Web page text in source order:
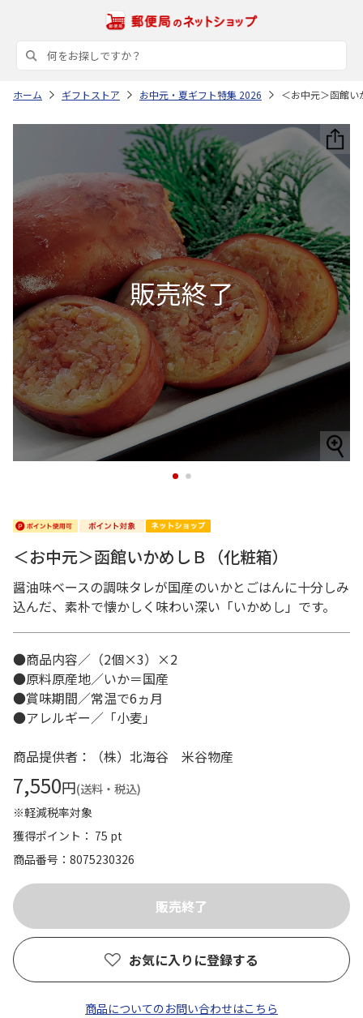
ホーム ギフトストア お中元・夏ギフト特集 2026 ＜お中元＞函館
1 2
＜お中元＞函館いかめしＢ（化粧箱）
醤油味ベースの調味タレが国産のいかとごはんに十分しみ
込んだ、素朴で懐かしく味わい深い「いかめし」です。
●商品内容／（2個×3）×2
●原料原産地／いか＝国産
●賞味期間／常温で6ヵ月
●アレルギー／「小麦」
商品提供者：（株）北海谷 米谷物産
7,550円(送料・税込)
※軽減税率対象
獲得ポイント： 75 pt
商品番号
8075230326
お気に入りに登録する
商品についてのお問い合わせはこちら